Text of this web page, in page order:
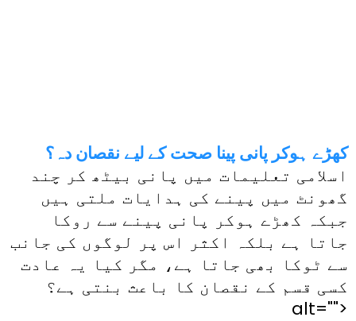
کھڑے ہوکر پانی پینا صحت کے لیے نقصان دہ؟
اسلامی تعلیمات میں پانی بیٹھ کر چند
گھونٹ میں پینے کی ہدایات ملتی ہیں
جبکہ کھڑے ہوکر پانی پینے سے روکا
جاتا ہے بلکہ اکثر اس پر لوگوں کی جانب
سے ٹوکا بھی جاتا ہے، مگر کیا یہ عادت
کسی قسم کے نقصان کا باعث بنتی ہے؟
alt="">